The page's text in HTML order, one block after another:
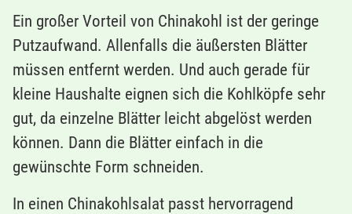
Ein großer Vorteil von Chinakohl ist der geringe
Putzaufwand. Allenfalls die äußersten Blätter
müssen entfernt werden. Und auch gerade für
kleine Haushalte eignen sich die Kohlköpfe sehr
gut, da einzelne Blätter leicht abgelöst werden
können. Dann die Blätter einfach in die
gewünschte Form schneiden.
In einen Chinakohlsalat passt hervorragend